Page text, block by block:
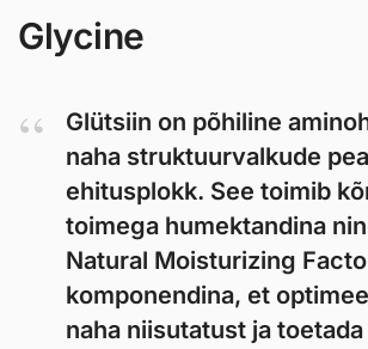
Glycine
Glütsiin on põhiline
naha struktuurvalkude
ehitusplokk. See toimib
toimega humektandina
Natural Moisturizing
komponendina, et
naha niisutatust ja